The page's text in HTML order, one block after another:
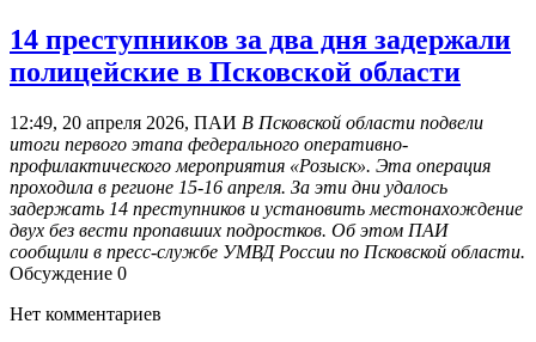
14 преступников за два дня задержали
полицейские в Псковской области
12:49, 20 апреля 2026, ПАИ В Псковской области подвели
итоги первого этапа федерального оперативно-
профилактического мероприятия «Розыск». Эта операция
проходила в регионе 15-16 апреля. За эти дни удалось
задержать 14 преступников и установить местонахождение
двух без вести пропавших подростков. Об этом ПАИ
сообщили в пресс-службе УМВД России по Псковской области.
Обсуждение 0
Нет комментариев